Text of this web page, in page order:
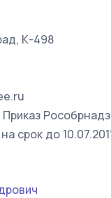
К-498
срок до